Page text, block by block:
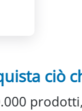
ciò